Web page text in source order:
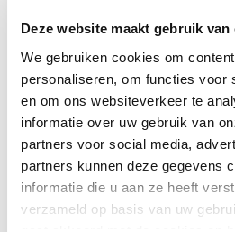
Deze website maakt gebruik van
We gebruiken cookies om
personaliseren, om functies voor
en om ons websiteverkeer te
informatie over uw gebruik van
partners voor social media,
partners kunnen deze gegevens
informatie die u aan ze heeft
verzameld op basis van uw
zomer van 2022 onderwerp van een
archeologiemuseum Huis van Hilde.
Tropenmuseum blaast een frisse
verleden
Een nieuwe, kritische kijk op het